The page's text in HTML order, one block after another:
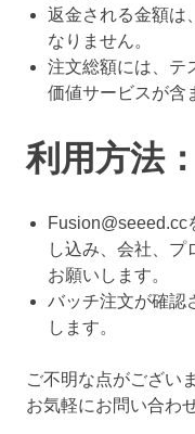
返金される金額は
なりません。
注文総額には、テ
価値サービスが含
利用方法：
Fusion@seeed.cc
し込み、会社、プ
お願いします。
バッチ注文が確認
します。
ご不明な点がござい
お気軽にお問い合わ